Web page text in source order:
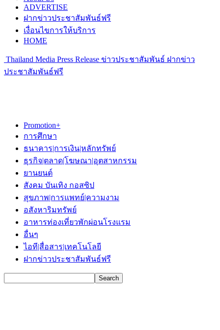
ADVERTISE
ฝากข่าวประชาสัมพันธ์ฟรี
เงื่อนไขการให้บริการ
HOME
Thailand Media Press Release ข่าวประชาสัมพันธ์ ฝากข่าว
ประชาสัมพันธ์ฟรี
Promotion+
การศึกษา
ธนาคาร|การเงิน|หลักทรัพย์
ธุรกิจ|ตลาด|โฆษณา|อุตสาหกรรม
ยานยนต์
สังคม บันเทิง กอสซิป
สุขภาพ|การแพทย์|ความงาม
อสังหาริมทรัพย์
อาหารท่องเที่ยวพักผ่อนโรงแรม
อื่นๆ
ไอที|สื่อสาร|เทคโนโลยี
ฝากข่าวประชาสัมพันธ์ฟรี